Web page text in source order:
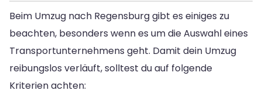
Beim Umzug nach Regensburg gibt es einiges zu
beachten, besonders wenn es um die Auswahl eines
Transportunternehmens geht. Damit dein Umzug
reibungslos verläuft, solltest du auf folgende
Kriterien achten: